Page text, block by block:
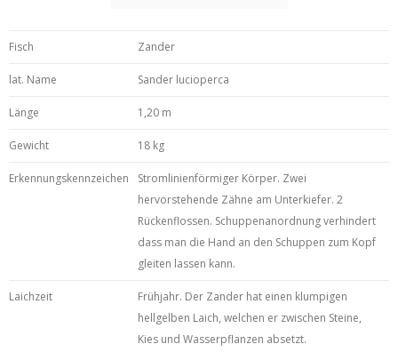
Fisch Zander
lat. Name Sander lucioperca
Länge 1,20 m
Gewicht 18 kg
Erkennungskennzeichen
Stromlinienförmiger Körper. Zwei
hervorstehende Zähne am Unterkiefer. 2
Rückenflossen. Schuppenanordnung verhindert
dass man die Hand an den Schuppen zum Kopf
gleiten lassen kann.
Laichzeit
Frühjahr. Der Zander hat einen klumpigen
hellgelben Laich, welchen er zwischen Steine,
Kies und Wasserpflanzen absetzt.